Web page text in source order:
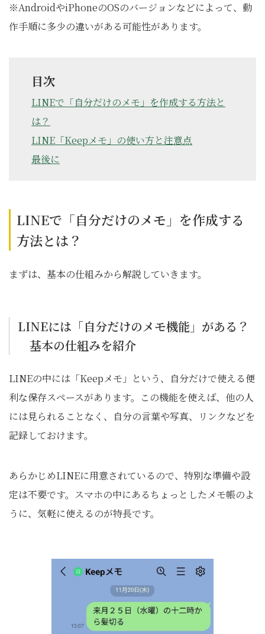
※AndroidやiPhoneのOSのバージョンなどによって、動
作手順に多少の違いがある可能性があります。
目次
LINEで「自分だけのメモ」を作成する方法と
は？
LINE「Keepメモ」の使い方と注意点
最後に
LINEで「自分だけのメモ」を作成する
方法とは？
まずは、基本の仕組みから解説していきます。
LINEには「自分だけのメモ機能」がある？
基本の仕組みを紹介
LINEの中には「Keepメモ」という、自分だけで使える便
利な保存スペースがあります。この機能を使えば、他の人
には見られることなく、自分の言葉や写真、リンクなどを
記録しておけます。
あらかじめLINEに用意されているので、特別な準備や設
定は不要です。スマホの中にあるちょっとしたメモ帳のよ
うに、気軽に使えるのが特長です。